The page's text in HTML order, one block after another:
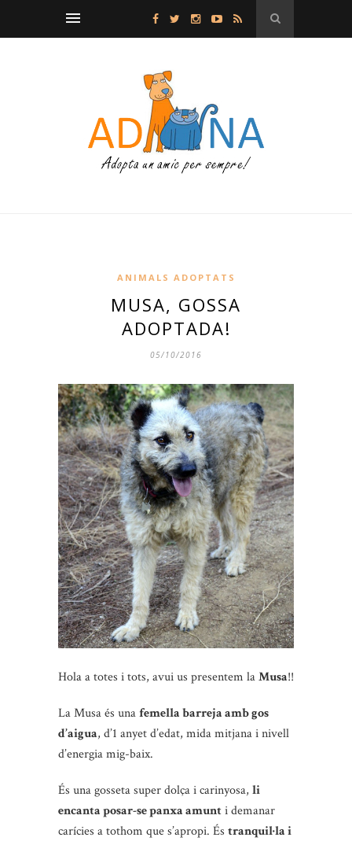
ANIMALS ADOPTATS
MUSA, GOSSA
ADOPTADA!
05/10/2016
Hola a totes i tots, avui us presentem laMusa!!
La Musa és unafemella barreja amb gos
d’aigua, d’1 anyet d’edat, mida mitjana i nivell
d’energia mig-baix.
És una gosseta super dolça i carinyosa, li
encanta posar-se panxa amunti demanar
carícies a tothom que s’apropi. És tranquil·la i